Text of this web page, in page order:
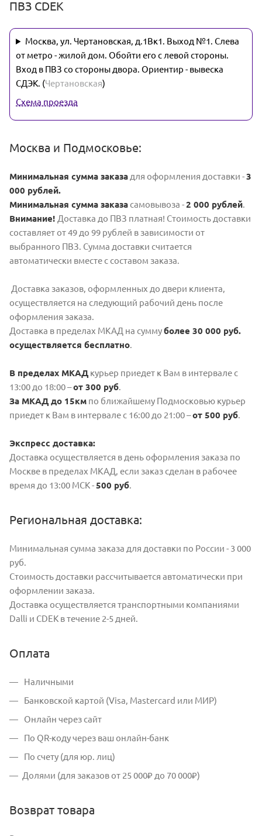
ПВЗ CDEK
Москва, ул. Чертановская, д.1Вк1. Выход №1. Слева
от метро - жилой дом. Обойти его с левой стороны.
Вход в ПВЗ со стороны двора. Ориентир - вывеска
СДЭК. (Чертановская)
Схема проезда
Москва и Подмосковье:
Минимальная сумма заказа для оформления доставки -3
000 рублей.
Минимальная сумма заказасамовывоза -2 000 рублей.
Внимание! Доставка до ПВЗ платная! Стоимость доставки
составляет от 49 до 99 рублей в зависимости от
выбранного ПВЗ. Сумма доставки считается
автоматически вместе с составом заказа.
Доставка заказов, оформленных до двери клиента,
осуществляется на следующий рабочий день после
оформления заказа.
Доставка в пределах МКАД на суммуболее 30 000 руб.
осуществляется бесплатно.
В пределах МКАД курьер приедет к Вам в интервале с
13:00 до 18:00 –от 300 руб.
За МКАД до 15км по ближайшему Подмосковью курьер
приедет к Вам в интервале с 16:00 до 21:00 –от 500 руб.
Экспресс доставка:
Доставка осуществляется в день оформления заказа по
Москве в пределах МКАД, если заказ сделан в рабочее
время до 13:00 МСК -500 руб.
Региональная доставка:
Минимальная сумма заказа для доставки по России - 3 000
руб.
Стоимость доставки рассчитывается автоматически при
оформлении заказа.
Доставка осуществляется транспортными компаниями
Dalli и CDEK в течение 2-5 дней.
Оплата
Наличными
Банковской картой (Visa, Mastercard или МИР)
Онлайн через сайт
По QR-коду через ваш онлайн-банк
По счету (для юр. лиц)
Долями (для заказов от 25 000₽ до 70 000₽)
Возврат товара